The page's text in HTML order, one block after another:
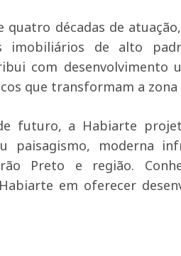
quatro décadas de
imobiliários de alto
com desenvolvimento
que transformam a zona
futuro, a Habiarte
paisagismo, moderna
Preto e região.
em oferecer